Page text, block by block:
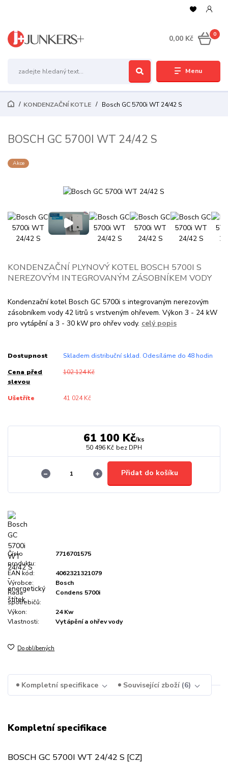
Menu
0
0,00 Kč
KONDENZAČNÍ KOTLE Bosch GC 5700i WT 24/42 S
BOSCH GC 5700I WT 24/42 S
Akce
KONDENZAČNÍ PLYNOVÝ KOTEL BOSCH 5700I S
NEREZOVÝM INTEGROVANÝM ZÁSOBNÍKEM VODY
Kondenzační kotel Bosch GC 5700i s integrovaným nerezovým
zásobníkem vody 42 litrů s vrstveným ohřevem. Výkon 3 - 24 kW
pro vytápění a 3 - 30 kW pro ohřev vody. celý popis
Dostupnost Skladem distribuční sklad. Odesíláme do 48 hodin
Cena před
slevou
102 124 Kč
Ušetříte 41 024 Kč
61 100 Kč/ks
50 496 Kč bez DPH
Přidat do košíku
Číslo
produktu:
7716701575
EAN kód:
4062321321079
Výrobce:
Bosch
Řada
spotřebičů:
Condens 5700i
Výkon:
24 Kw
Vlastnosti:
Vytápění a ohřev vody
Do oblíbených
Kompletní specifikace Související zboží 6
Kompletní specifikace
BOSCH GC 5700I WT 24/42 S [CZ]